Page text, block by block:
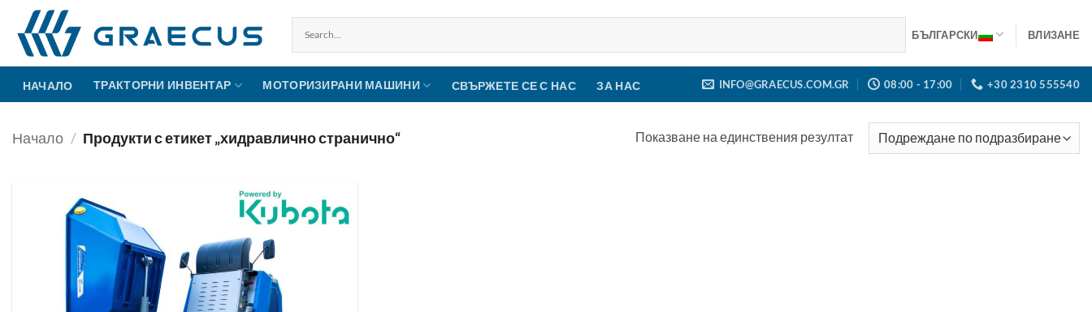
content
БЪЛГАРСКИ ВЛИЗАНЕ
НАЧАЛО ТРАКТОРНИ ИНВЕНТАР МОТОРИЗИРАНИ МАШИНИ СВЪРЖЕТЕ СЕ С НАС ЗА НАС INFO@GRAECUS.COM.GR 08:00 - 17:00 +30 2310 555540
Начало / Продукти с етикет „хидравлично странично“ Показване на единствения резултат